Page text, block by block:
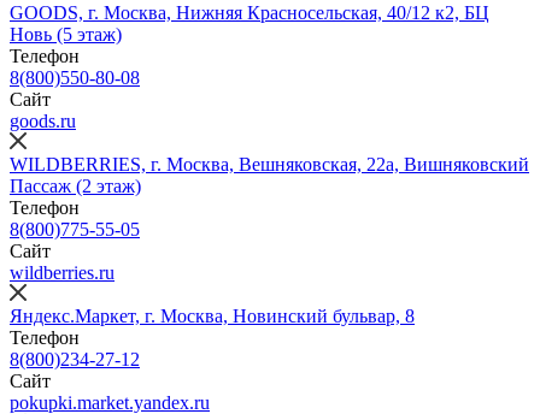
GOODS, г. Москва, Нижняя Красносельская, 40/12 к2, БЦ
Новь (5 этаж)
Телефон
8(800)550-80-08
Сайт
goods.ru
WILDBERRIES, г. Москва, Вешняковская, 22а, Вишняковский
Пассаж (2 этаж)
Телефон
8(800)775-55-05
Сайт
wildberries.ru
Яндекс.Маркет, г. Москва, Новинский бульвар, 8
Телефон
8(800)234‑27‑12
Сайт
pokupki.market.yandex.ru